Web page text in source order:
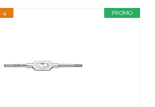
PROMO
4